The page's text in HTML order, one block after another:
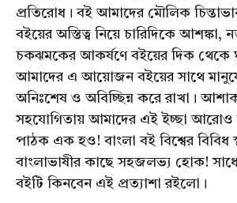
প্রতিরোধ। বই আমাদের মৌলিক
বইয়ের অস্তিত্ব নিয়ে চারিদিকে আশঙ্কা,
চকঝমকের আকর্ষণে বইয়ের দিক থেকে
আমাদের এ আয়োজন বইয়ের সাথে
অনিঃশেষ ও অবিচ্ছিন্ন করে রাখা।
সহযোগিতায় আমাদের এই ইচ্ছা আরোও
পাঠক এক হও! বাংলা বই বিশ্বের বিবিধ
বাংলাভাষীর কাছে সহজলভ্য হোক!
বইটি কিনবেন এই প্রত্যাশা রইলো।